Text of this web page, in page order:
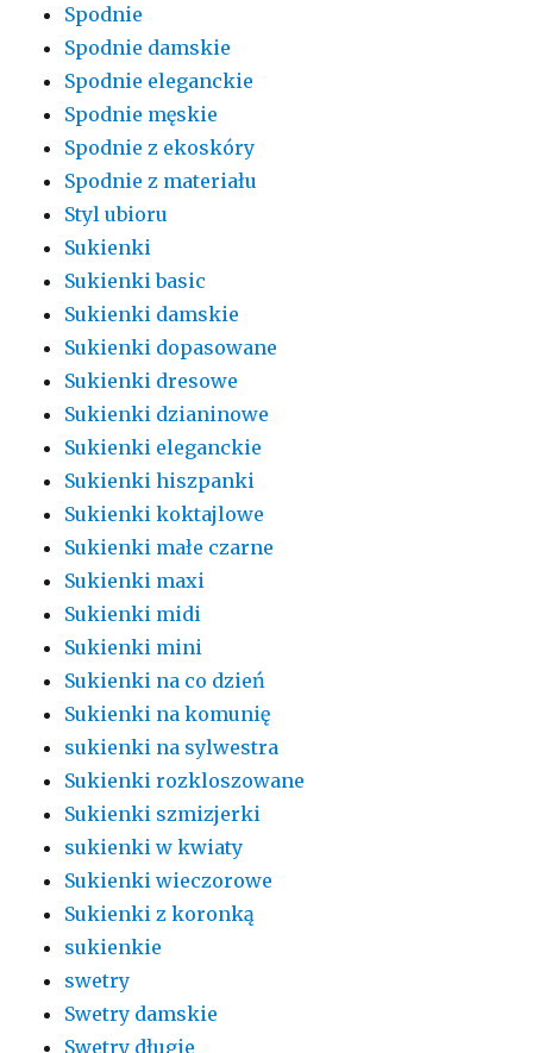
Spodnie
Spodnie damskie
Spodnie eleganckie
Spodnie męskie
Spodnie z ekoskóry
Spodnie z materiału
Styl ubioru
Sukienki
Sukienki basic
Sukienki damskie
Sukienki dopasowane
Sukienki dresowe
Sukienki dzianinowe
Sukienki eleganckie
Sukienki hiszpanki
Sukienki koktajlowe
Sukienki małe czarne
Sukienki maxi
Sukienki midi
Sukienki mini
Sukienki na co dzień
Sukienki na komunię
sukienki na sylwestra
Sukienki rozkloszowane
Sukienki szmizjerki
sukienki w kwiaty
Sukienki wieczorowe
Sukienki z koronką
sukienkie
swetry
Swetry damskie
Swetry długie